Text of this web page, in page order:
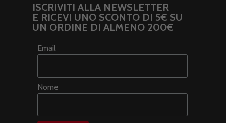
ISCRIVITI ALLA NEWSLETTER
E RICEVI UNO SCONTO DI 5€ SU
UN ORDINE DI ALMENO 200€
Email
Nome